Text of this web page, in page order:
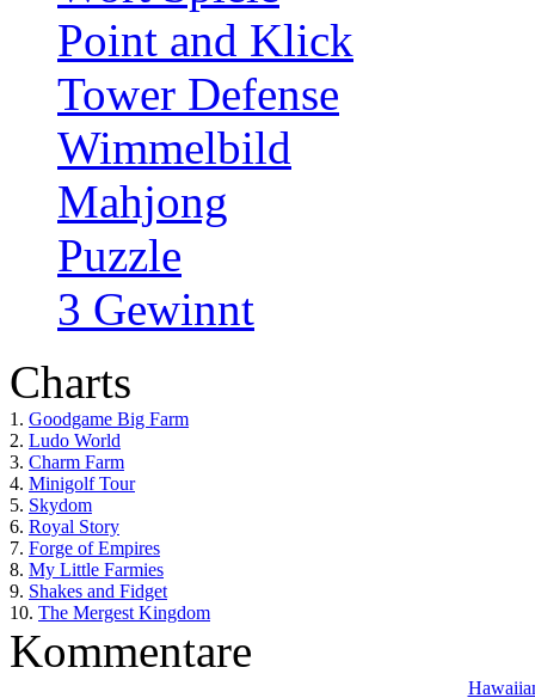
Point and Klick
Tower Defense
Wimmelbild
Mahjong
Puzzle
3 Gewinnt
Charts
1. Goodgame Big Farm
2. Ludo World
3. Charm Farm
4. Minigolf Tour
5. Skydom
6. Royal Story
7. Forge of Empires
8. My Little Farmies
9. Shakes and Fidget
10. The Mergest Kingdom
Kommentare